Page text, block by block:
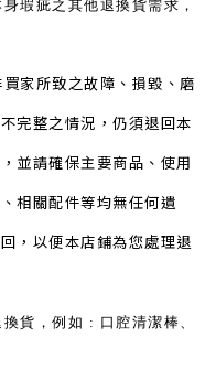
瑕疵之其他退換貨需求，
家所致之故障、損毀、磨
完整之情況，仍須退回本
並請確保主要商品、使用
相關配件等均無任何遺
，以便本店鋪為您處理退
貨，例如 : 口腔清潔棒、